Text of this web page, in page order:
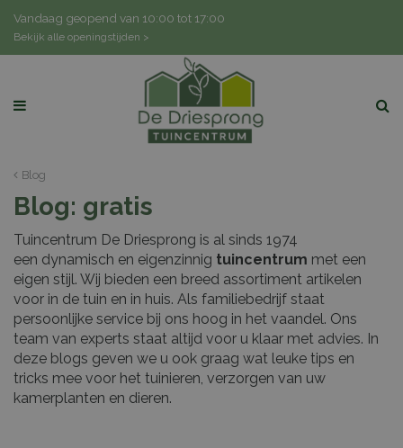
Blog
Vandaag geopend van 10:00 tot 17:00
Bekijk alle openingstijden >
Blog: gratis
Tuincentrum De Driesprong is al sinds 1974
een dynamisch en eigenzinnig tuincentrum met een
eigen stijl. Wij bieden een breed assortiment artikelen
voor in de tuin en in huis. Als familiebedrijf staat
persoonlijke service bij ons hoog in het vaandel. Ons
team van experts staat altijd voor u klaar met advies. In
deze blogs geven we u ook graag wat leuke tips en
tricks mee voor het tuinieren, verzorgen van uw
kamerplanten en dieren.